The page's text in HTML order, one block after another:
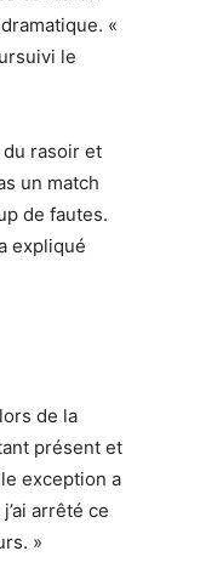
«
le
du rasoir et
un match
de fautes.
expliqué
de la
présent et
exception a
arrêté ce
»